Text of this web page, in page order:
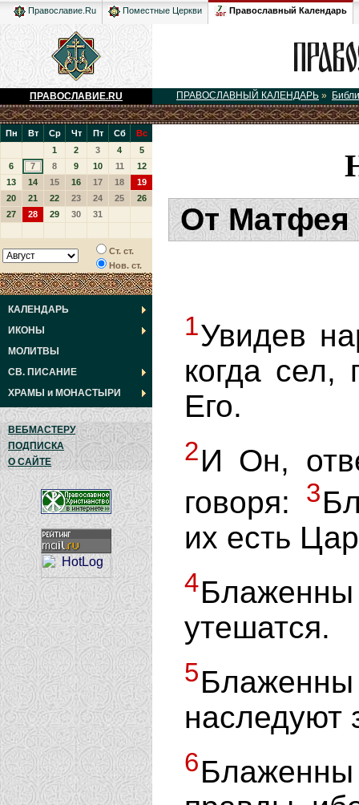
Православие.Ru Поместные Церкви Православный Календарь
ПРАВОСЛАВИЕ.RU ПРАВОСЛАВНЫЙ КАЛЕНДАРЬ »
Пн Вт Ср Чт Пт Сб
Вс
1
2 3 4
5
6
7 8 9 10 11
12
13
14 15 16 17 18
19
20
21 22 23 24 25
26
27
28 29 30 31
Ст. ст.
Нов. ст.
КАЛЕНДАРЬ
ИКОНЫ
МОЛИТВЫ
СВ. ПИСАНИЕ
ХРАМЫ и МОНАСТЫРИ
ВЕБМАСТЕРУ
ПОДПИСКА
О САЙТЕ
От Матфея
1Увидев
когда сел,
Его.
2И Он,
говоря:
3
их есть
4
утешатся.
5
наследуют
6